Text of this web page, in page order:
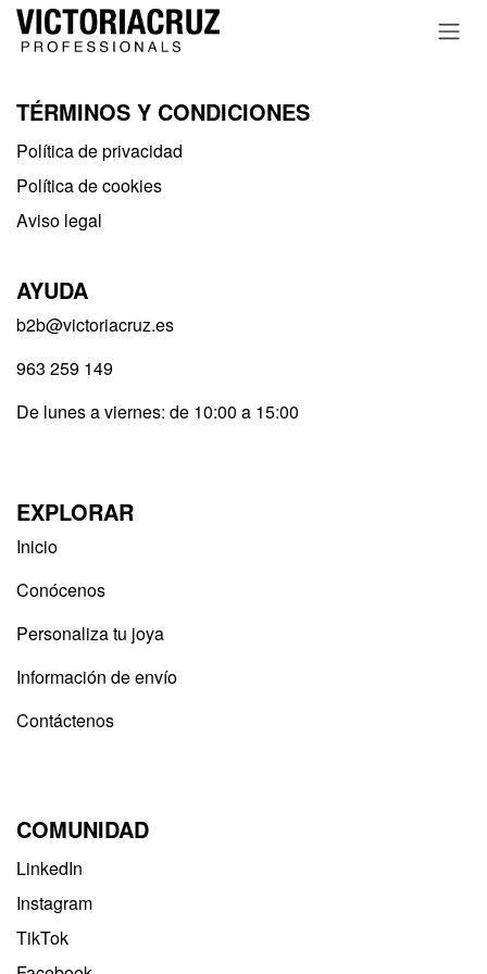
Ir al contenido
TÉRMINOS Y CONDICIONES
Política de privacidad​
Política de cookies
Aviso legal
AYUDA
b2b@victoriacruz.es
963 259 149
De lunes a viernes: de 10:00 a 15:00
EXPLORAR
Inicio
Conócenos
Personaliza tu joya
Información de envío
Contáctenos
COMUNIDAD
LinkedIn
Instagram
TikTok